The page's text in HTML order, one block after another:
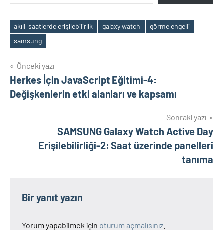
Etiketler
akıllı saatlerde erişilebilirlik galaxy watch
görme engelli
samsung
Yazı
gezinmesi
Önceki yazı
Herkes İçin JavaScript Eğitimi-4:
Değişkenlerin etki alanları ve kapsamı
Sonraki yazı
SAMSUNG Galaxy Watch Active Day
Erişilebilirliği-2: Saat üzerinde panelleri
tanıma
Bir yanıt yazın
Yorum yapabilmek için oturum açmalısınız